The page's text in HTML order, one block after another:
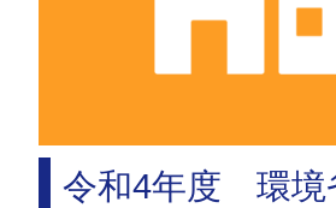
令和4年度 環境